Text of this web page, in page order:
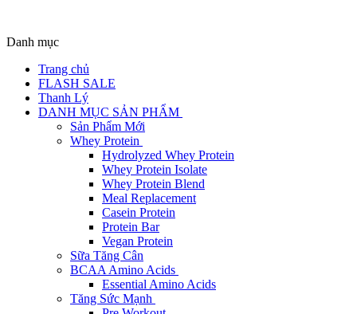
Danh mục
Trang chủ
FLASH SALE
Thanh Lý
DANH MỤC SẢN PHẨM
Sản Phẩm Mới
Whey Protein
Hydrolyzed Whey Protein
Whey Protein Isolate
Whey Protein Blend
Meal Replacement
Casein Protein
Protein Bar
Vegan Protein
Sữa Tăng Cân
BCAA Amino Acids
Essential Amino Acids
Tăng Sức Mạnh